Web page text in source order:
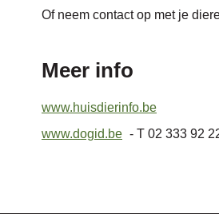
Of neem contact op met je
Meer info
www.huisdierinfo.be
www.dogid.be - T 02 333 92